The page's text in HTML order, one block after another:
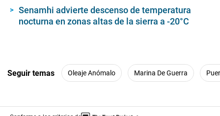
Senamhi advierte descenso de temperatura
nocturna en zonas altas de la sierra a -20°C
Seguir temas Oleaje Anómalo Marina De Guerra